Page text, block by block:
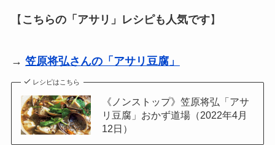
【 こちらの「 アサリ 」レシピも人気です】
→ 笠原将弘さんの「アサリ豆腐」
レシピはこちら
《ノンストップ》笠原将弘「アサ
リ豆腐」おかず道場（2022年4月
12日）